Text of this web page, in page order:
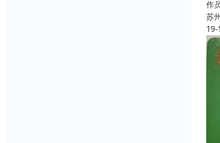
作
苏
19-